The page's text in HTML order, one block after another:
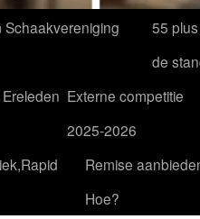
Schaakvereniging
55
de
Ereleden Externe competitie
2025-2026
Remise
Hoe?